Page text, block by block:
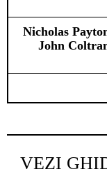
Nicholas
John
VEZI